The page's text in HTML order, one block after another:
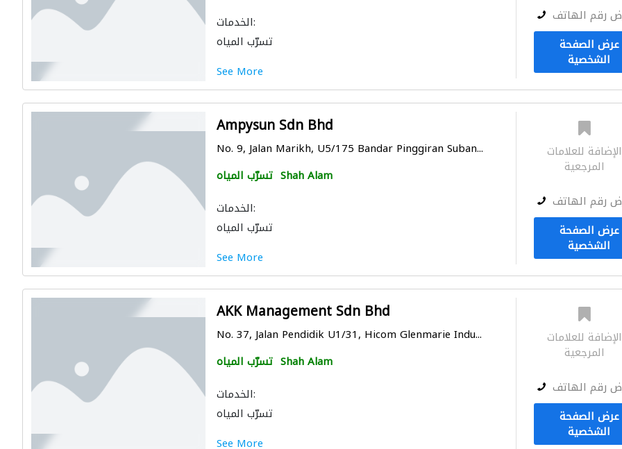
الخدمات:
تسرّب المياه
See More
رقم الهاتف
عرض الصفحة
الشخصية
Ampysun Sdn Bhd
No. 9, Jalan Marikh, U5/175 Bandar Pinggiran Suban...
تسرّب المياه Shah Alam
الخدمات:
تسرّب المياه
See More
الإضافة للعلامات
المرجعية
رقم الهاتف
عرض الصفحة
الشخصية
AKK Management Sdn Bhd
No. 37, Jalan Pendidik U1/31, Hicom Glenmarie Indu...
تسرّب المياه Shah Alam
الخدمات:
تسرّب المياه
See More
الإضافة للعلامات
المرجعية
رقم الهاتف
عرض الصفحة
الشخصية